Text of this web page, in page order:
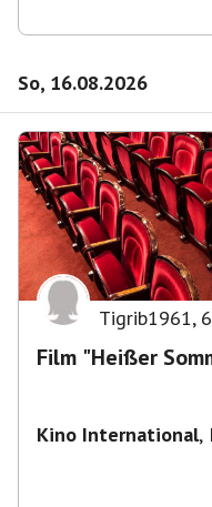
So, 16.08.2026
Tigrib1961,
Film "Heißer
Kino International,